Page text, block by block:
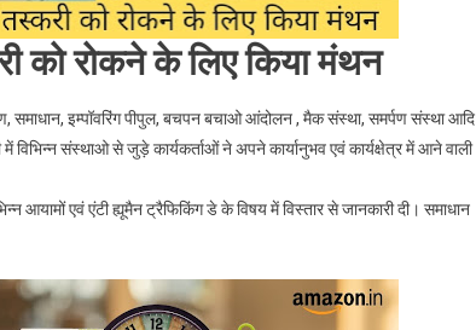
को रोकने के लिए किया मंथन
समाधान, इम्पॉवरिंग पीपुल, बचपन बचाओ आंदोलन , मैक संस्था, समर्पण संस्था आदि
विभिन्न संस्थाओ से जुड़े कार्यकर्ताओं ने अपने कार्यानुभव एवं कार्यक्षेत्र में आने वाली
आयामों एवं एंटी ह्यूमैन ट्रैफिकिंग डे के विषय में विस्तार से जानकारी दी। समाधान